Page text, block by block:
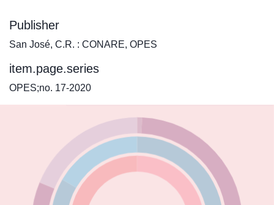
Publisher
San José, C.R. : CONARE, OPES
item.page.series
OPES;no. 17-2020